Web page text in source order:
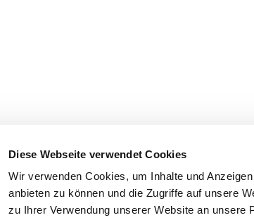
Diese Webseite verwendet Cookies
Wir verwenden Cookies, um Inhalte und
anbieten zu können und die Zugriffe auf unsere
zu Ihrer Verwendung unserer Website an unsere